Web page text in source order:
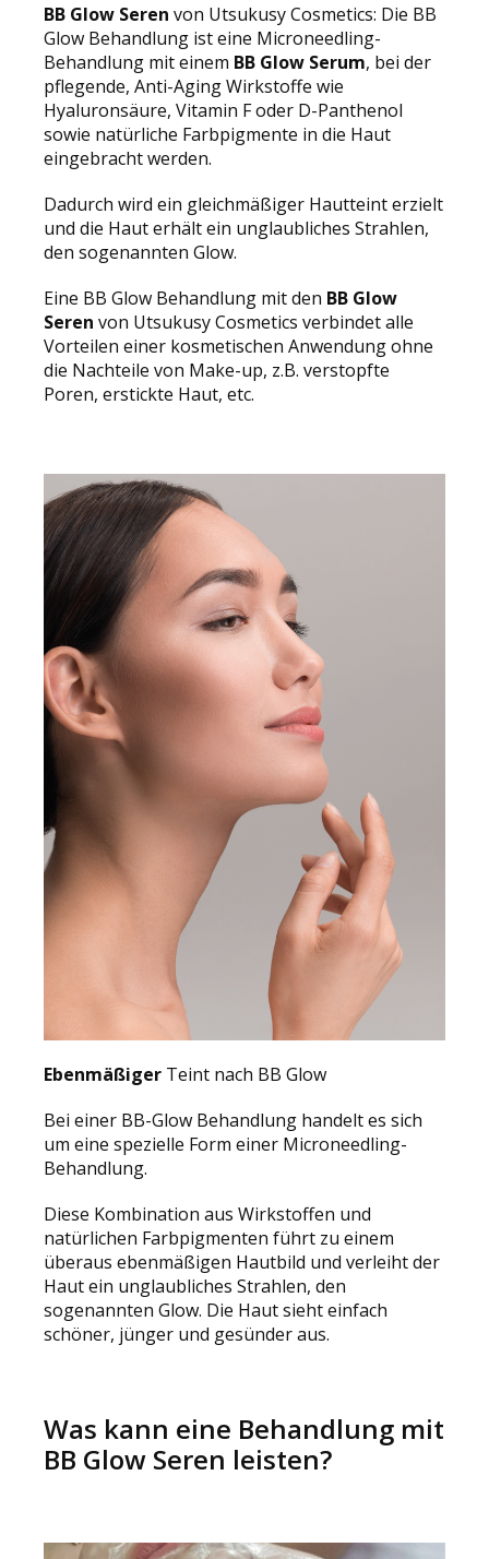
BB Glow Seren von Utsukusy Cosmetics: Die BB
Glow Behandlung ist eine Microneedling-
Behandlung mit einem BB Glow Serum, bei der
pflegende, Anti-Aging Wirkstoffe wie
Hyaluronsäure, Vitamin F oder D-Panthenol
sowie natürliche Farbpigmente in die Haut
eingebracht werden.
Dadurch wird ein gleichmäßiger Hautteint erzielt
und die Haut erhält ein unglaubliches Strahlen,
den sogenannten Glow.
Eine BB Glow Behandlung mit den BB Glow
Seren von Utsukusy Cosmetics verbindet alle
Vorteilen einer kosmetischen Anwendung ohne
die Nachteile von Make-up, z.B. verstopfte
Poren, erstickte Haut, etc.
Ebenmäßiger Teint nach BB Glow
Bei einer BB-Glow Behandlung handelt es sich
um eine spezielle Form einer Microneedling-
Behandlung.
Diese Kombination aus Wirkstoffen und
natürlichen Farbpigmenten führt zu einem
überaus ebenmäßigen Hautbild und verleiht der
Haut ein unglaubliches Strahlen, den
sogenannten Glow. Die Haut sieht einfach
schöner, jünger und gesünder aus.
Was kann eine Behandlung mit
BB Glow Seren leisten?